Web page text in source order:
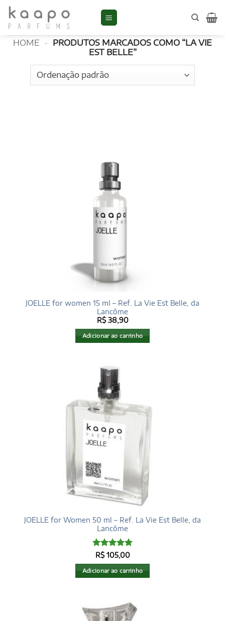
Skip
content
La Vie Est Belle
HOME - PRODUTOS MARCADOS COMO “LA VIE
EST BELLE”
JOELLE for women 15 ml – Ref. La Vie Est Belle, da
Lancôme
R$38,90
Adicionar ao carrinho
JOELLE for Women 50 ml – Ref. La Vie Est Belle, da
Lancôme
Avaliação5
de 5
R$105,00
Adicionar ao carrinho